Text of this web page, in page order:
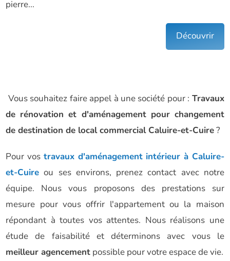
pierre...
Découvrir
Vous souhaitez faire appel à une société pour : Travaux
de rénovation et d'aménagement pour changement
de destination de local commercial Caluire-et-Cuire ?
Pour vos travaux d'aménagement intérieur à Caluire-
et-Cuire ou ses environs, prenez contact avec notre
équipe. Nous vous proposons des prestations sur
mesure pour vous offrir l'appartement ou la maison
répondant à toutes vos attentes. Nous réalisons une
étude de faisabilité et déterminons avec vous le
meilleur agencement possible pour votre espace de vie.